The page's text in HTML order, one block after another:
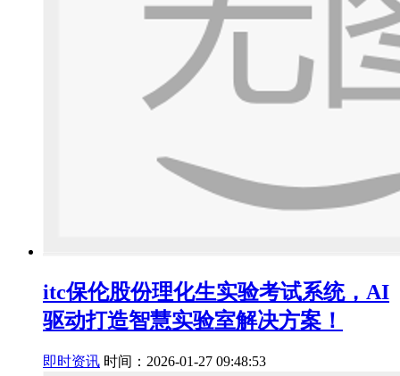
itc保伦股份理化生实验考试系统，AI
驱动打造智慧实验室解决方案！
即时资讯 时间：2026-01-27 09:48:53